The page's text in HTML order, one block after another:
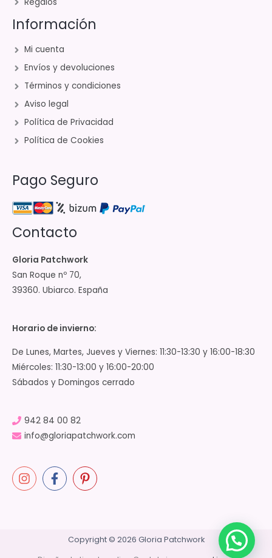
Información
Mi cuenta
Envíos y devoluciones
Términos y condiciones
Aviso legal
Política de Privacidad
Política de Cookies
Pago Seguro
Contacto
Gloria Patchwork
San Roque nº 70,
39360. Ubiarco. España
Horario de invierno:
De Lunes, Martes, Jueves y Viernes: 11:30-13:30 y 16:00-18:30
Miércoles: 11:30-13:00 y 16:00-20:00
Sábados y Domingos cerrado
942 84 00 82
info@gloriapatchwork.com
Copyright © 2026 Gloria Patchwork